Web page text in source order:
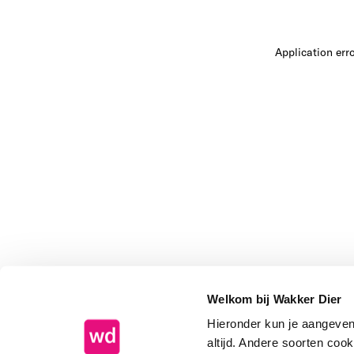
Welkom bij Wakker Dier
Hieronder kun je
altijd. Andere soorten
Application